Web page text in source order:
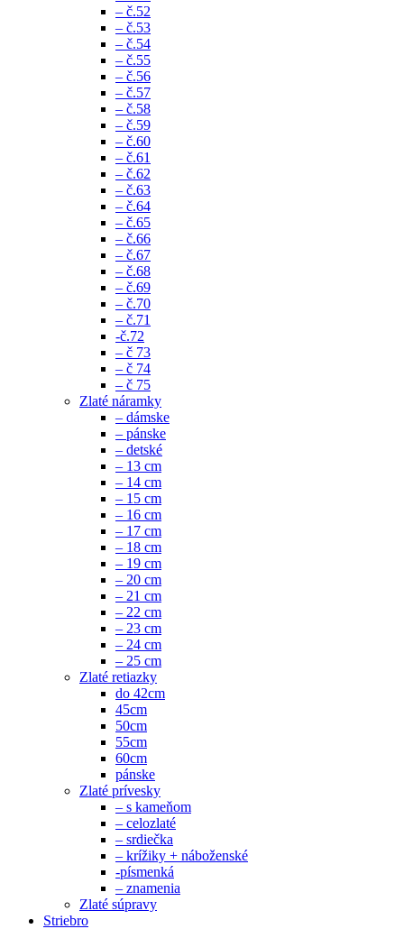
– č.52
– č.53
– č.54
– č.55
– č.56
– č.57
– č.58
– č.59
– č.60
– č.61
– č.62
– č.63
– č.64
– č.65
– č.66
– č.67
– č.68
– č.69
– č.70
– č.71
-č.72
– č 73
– č 74
– č 75
Zlaté náramky
– dámske
– pánske
– detské
– 13 cm
– 14 cm
– 15 cm
– 16 cm
– 17 cm
– 18 cm
– 19 cm
– 20 cm
– 21 cm
– 22 cm
– 23 cm
– 24 cm
– 25 cm
Zlaté retiazky
do 42cm
45cm
50cm
55cm
60cm
pánske
Zlaté prívesky
– s kameňom
– celozlaté
– srdiečka
– krížiky + náboženské
-písmenká
– znamenia
Zlaté súpravy
Striebro